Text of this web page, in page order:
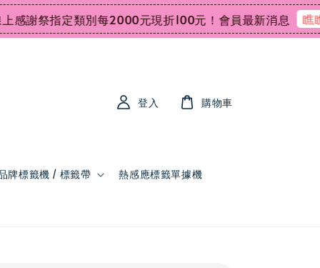
祭指定類別每2000元現折100元！會員最新消息 瞧瞧
牌標籤機 / 標籤帶 熱感應標籤單據機
登入 購物車